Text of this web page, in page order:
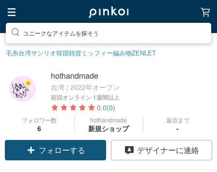
ユニークなアイテムを探そう
毛糸台湾サンリオ韓国雑貨ミッフィー編み物ZENLET
hothandmade
台湾 | 2022年オープン
前回オンライン 1週間以上
0.0(0)
フォロワー数
6
hothandmade
新規ショップ
返信まで
-
フォローする デザイナーに連絡